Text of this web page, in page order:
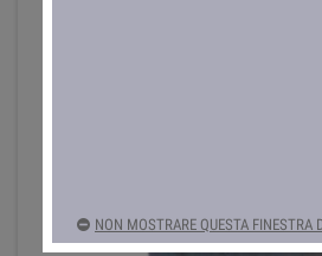
NON MOSTRARE QUESTA FINESTRA